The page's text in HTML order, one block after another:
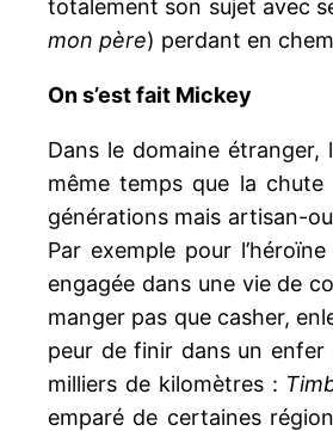
totalement son sujet avec
mon père) perdant en
On s’est fait Mickey
Dans le domaine étranger,
même temps que la
générations mais artisan-
Par exemple pour
engagée dans une vie de
manger pas que casher,
peur de finir dans un enfer
milliers de kilomètres :
emparé de certaines